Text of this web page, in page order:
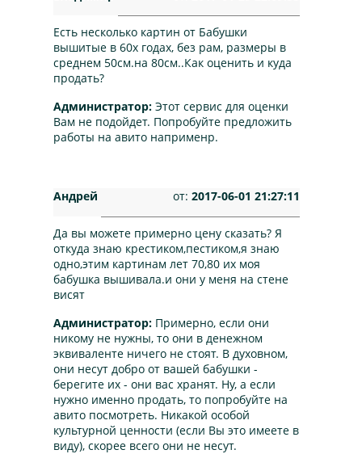
Есть несколько картин от Бабушки
вышитые в 60х годах, без рам, размеры в
среднем 50см.на 80см..Как оценить и куда
продать?
Администратор: Этот сервис для оценки
Вам не подойдет. Попробуйте предложить
работы на авито наприменр.
Андрей от: 2017-06-01 21:27:11
Да вы можете примерно цену сказать? Я
откуда знаю крестиком,пестиком,я знаю
одно,этим картинам лет 70,80 их моя
бабушка вышивала.и они у меня на стене
висят
Администратор: Примерно, если они
никому не нужны, то они в денежном
эквиваленте ничего не стоят. В духовном,
они несут добро от вашей бабушки -
берегите их - они вас хранят. Ну, а если
нужно именно продать, то попробуйте на
авито посмотреть. Никакой особой
культурной ценности (если Вы это имеете в
виду), скорее всего они не несут.